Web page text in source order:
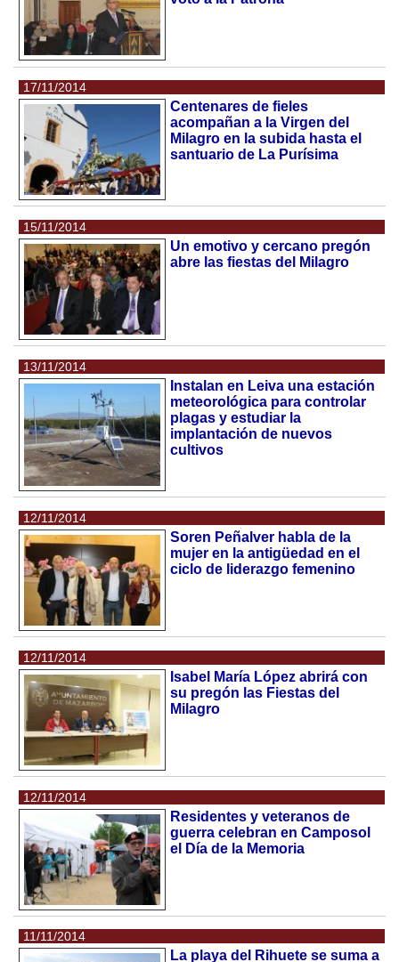
17/11/2014
Centenares de fieles
acompañan a la Virgen del
Milagro en la subida hasta el
santuario de La Purísima
15/11/2014
Un emotivo y cercano pregón
abre las fiestas del Milagro
13/11/2014
Instalan en Leiva una estación
meteorológica para controlar
plagas y estudiar la
implantación de nuevos
cultivos
12/11/2014
Soren Peñalver habla de la
mujer en la antigüedad en el
ciclo de liderazgo femenino
12/11/2014
Isabel María López abrirá con
su pregón las Fiestas del
Milagro
12/11/2014
Residentes y veteranos de
guerra celebran en Camposol
el Día de la Memoria
11/11/2014
La playa del Rihuete se suma a